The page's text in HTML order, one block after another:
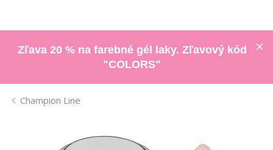
Zľava 20 % na farebné gél laky. Zľavový kód
"COLORS"
Champion Line